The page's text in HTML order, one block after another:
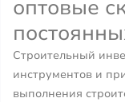
оптовые
Строительный
инструментов и
выполнения